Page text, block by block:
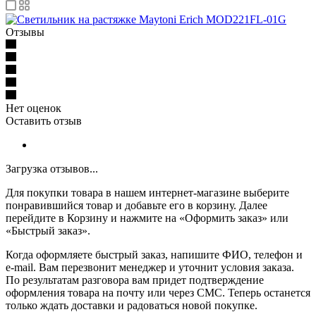
Отзывы
Нет оценок
Оставить отзыв
Загрузка отзывов...
Для покупки товара в нашем интернет-магазине выберите
понравившийся товар и добавьте его в корзину. Далее
перейдите в Корзину и нажмите на «Оформить заказ» или
«Быстрый заказ».
Когда оформляете быстрый заказ, напишите ФИО, телефон и
e-mail. Вам перезвонит менеджер и уточнит условия заказа.
По результатам разговора вам придет подтверждение
оформления товара на почту или через СМС. Теперь останется
только ждать доставки и радоваться новой покупке.